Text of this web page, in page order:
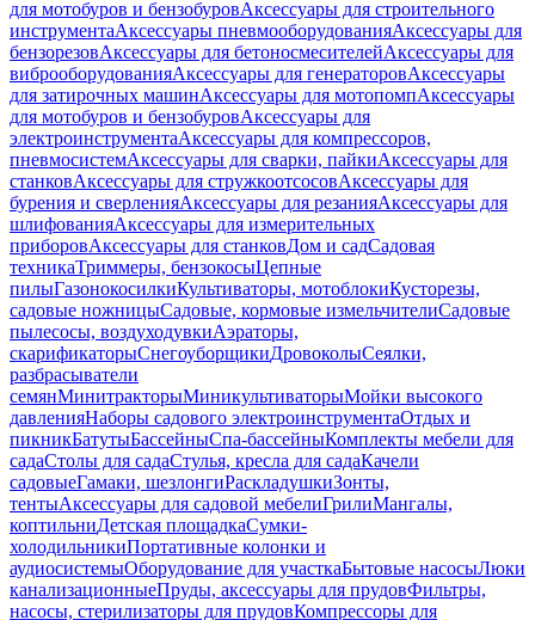
для мотобуров и бензобуровАксессуары для строительного
инструментаАксессуары пневмооборудованияАксессуары для
бензорезовАксессуары для бетоносмесителейАксессуары для
виброоборудованияАксессуары для генераторовАксессуары
для затирочных машинАксессуары для мотопомпАксессуары
для мотобуров и бензобуровАксессуары для
электроинструментаАксессуары для компрессоров,
пневмосистемАксессуары для сварки, пайкиАксессуары для
станковАксессуары для стружкоотсосовАксессуары для
бурения и сверленияАксессуары для резанияАксессуары для
шлифованияАксессуары для измерительных
приборовАксессуары для станковДом и садСадовая
техникаТриммеры, бензокосыЦепные
пилыГазонокосилкиКультиваторы, мотоблокиКусторезы,
садовые ножницыСадовые, кормовые измельчителиСадовые
пылесосы, воздуходувкиАэраторы,
скарификаторыСнегоуборщикиДровоколыСеялки,
разбрасыватели
семянМинитракторыМиникультиваторыМойки высокого
давленияНаборы садового электроинструментаОтдых и
пикникБатутыБассейныСпа-бассейныКомплекты мебели для
садаСтолы для садаСтулья, кресла для садаКачели
садовыеГамаки, шезлонгиРаскладушкиЗонты,
тентыАксессуары для садовой мебелиГрилиМангалы,
коптильниДетская площадкаСумки-
холодильникиПортативные колонки и
аудиосистемыОборудование для участкаБытовые насосыЛюки
канализационныеПруды, аксессуары для прудовФильтры,
насосы, стерилизаторы для прудовКомпрессоры для